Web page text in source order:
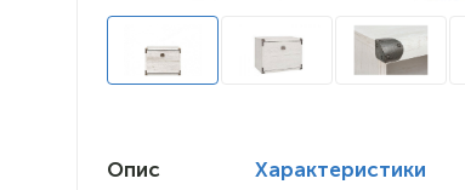
Опис Характеристики